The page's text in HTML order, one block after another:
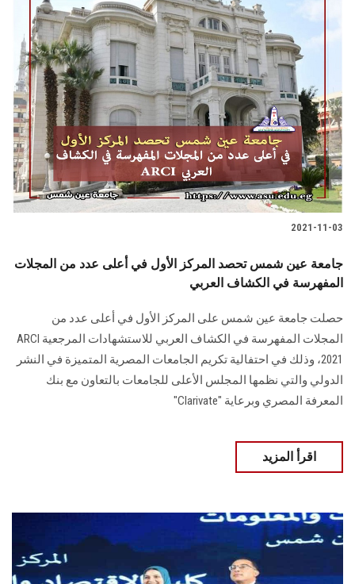
2021-11-03
جامعة عين شمس تحصد المركز الأول في أعلى عدد من المجلات
المفهرسة في الكشاف العربي
حصلت جامعة عين شمس على المركز الأول في أعلى عدد من
المجلات المفهرسة في الكشاف العربي للاستشهادات المرجعية ARCI
2021، وذلك في احتفالية تكريم الجامعات المصرية المتميزة في النشر
الدولي والتي نظمها المجلس الأعلى للجامعات بالتعاون مع بنك
المعرفة المصري وبرعاية "Clarivate"
اقرأ المزيد